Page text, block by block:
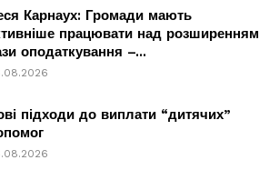
Карнаух: Громади мають
працювати над розширенням
оподаткування –...
підходи до виплати “дитячих”